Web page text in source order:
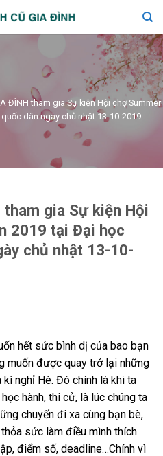
ĐÌNH tham gia Sự kiện Hội chợ Summer
dân ngày chủ nhật 13-10-2019
tham gia Sự kiện Hội
2019 tại Đại học
chủ nhật 13-10-
hết sức bình dị của bao bạn
muốn được quay trở lại những
nghỉ Hè. Đó chính là khi ta
hành, thi cử, là lúc chúng ta
chuyến đi xa cùng bạn bè,
sức làm điều mình thích
điểm số, deadline…Chính vì